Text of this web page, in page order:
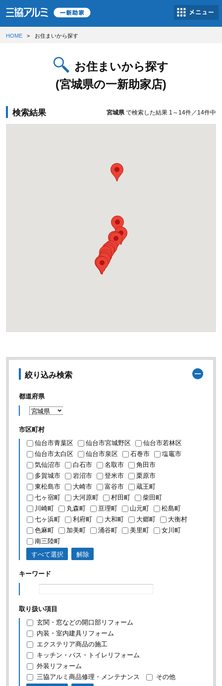
HOME お住まいから探す
お住まいから探す
(宮城県の一新助家店)
検索結果 宮城県で検索した結果 1～14件／14件中
絞り込み検索
都道府県
市区町村
仙台市青葉区
仙台市宮城野区
仙台市若林区
仙台市太白区
仙台市泉区 石巻市
塩竈市
気仙沼市
白石市 名取市
角田市
多賀城市
岩沼市 登米市
栗原市
東松島市
大崎市 富谷市
蔵王町
七ヶ宿町
大河原町 村田町
柴田町
川崎町
丸森町 亘理町 山元町
松島町
七ヶ浜町
利府町 大和町 大郷町
大衡村
色麻町
加美町 涌谷町 美里町
女川町
南三陸町
すべて選択
解除
キーワード
取り扱い項目
玄関・窓などの開口部リフォーム
内装・室内建具リフォーム
エクステリア商品の施工
キッチン・バス・トイレリフォーム
外装リフォーム
三協アルミ商品修理・メンテナンス
その他